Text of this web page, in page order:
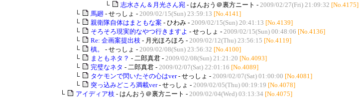
└
志水さん＆月光さん宛 - はんおう＠裏方ニート - 2009/02/27(Fri) 21:09:32 [No.4175]
└
馬廻 - せっしょ - 2009/02/15(Sun) 23:59:13 [No.4141]
└
親衛隊自体はまともな案 - ひわみ - 2009/02/15(Sun) 20:41:13 [No.4139]
└
そろそろ現実的なやつ行きますよ - せっしょ - 2009/02/15(Sun) 00:48:06 [No.4136]
└
Re: 企画案提出枝 - 月光ほろほろ - 2009/02/12(Thu) 23:56:15 [No.4119]
└
槙。 - せっしょ - 2009/02/08(Sun) 23:56:32 [No.4100]
└
まともネタ？ - 二郎真君 - 2009/02/08(Sun) 21:21:20 [No.4093]
└
完璧なネタ - 二郎真君 - 2009/02/07(Sat) 22:01:16 [No.4089]
└
タケモンで閃いたその心はver- せっしょ - 2009/02/07(Sat) 01:00:00 [No.4081]
└
突っ込みどころ満載ver- せっしょ - 2009/02/05(Thu) 00:19:19 [No.4078]
└
アイディア枝 - はんおう＠裏方ニート - 2009/02/04(Wed) 03:13:34 [No.4075]